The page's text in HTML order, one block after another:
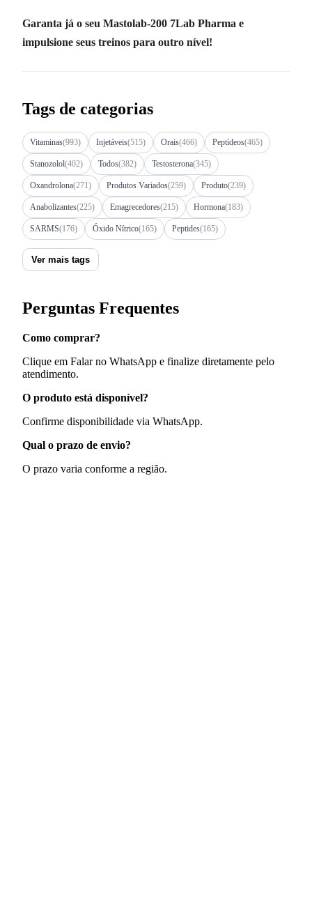
Garanta já o seu Mastolab-200 7Lab Pharma e
impulsione seus treinos para outro nível!
Tags de categorias
Vitaminas(993) Injetáveis(515) Orais(466) Peptídeos(465)
Stanozolol(402) Todos(382) Testosterona(345)
Oxandrolona(271) Produtos Variados(259) Produto(239)
Anabolizantes(225) Emagrecedores(215) Hormona(183)
SARMS(176) Óxido Nítrico(165) Peptides(165)
Ver mais tags
Perguntas Frequentes
Como comprar?
Clique em Falar no WhatsApp e finalize diretamente pelo
atendimento.
O produto está disponível?
Confirme disponibilidade via WhatsApp.
Qual o prazo de envio?
O prazo varia conforme a região.